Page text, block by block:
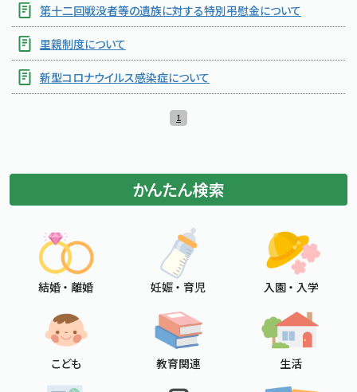
条例・規則
小国町議会
背景色変更 白
背景色の変更：白
黒
背景色の変更：黒
青
背景色の変更：青
メニューを閉じる
第十二回戦没者等の遺族に対する特別弔慰金について
里親制度について
新型コロナウイルス感染症について
1
かんたん検索
結婚 ・ 離婚 妊娠 ・ 育児 入園 ・ 入学
こども 教育関連 生活